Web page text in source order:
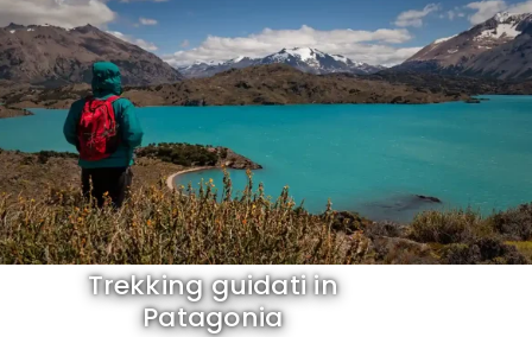
Trekking guidati in
Patagonia